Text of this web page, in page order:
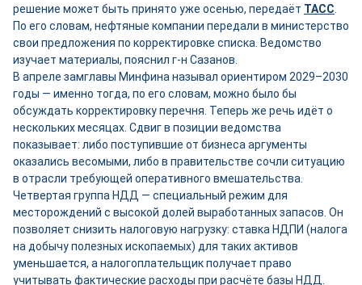
решение может быть принято уже осенью, передаёт ТАСС
По его словам, нефтяные компании передали в министерство
свои предложения по корректировке списка. Ведомство
изучает материалы, пояснил г-н Сазанов.
В апреле замглавы Минфина называл ориентиром 2029–2030
годы — именно тогда, по его словам, можно было бы
обсуждать корректировку перечня. Теперь же речь идёт о
нескольких месяцах. Сдвиг в позиции ведомства
показывает: либо поступившие от бизнеса аргументы
оказались весомыми, либо в правительстве сочли ситуацию
в отрасли требующей оперативного вмешательства.
Четвертая группа НДД — специальный режим для
месторождений с высокой долей выработанных запасов. Он
позволяет снизить налоговую нагрузку: ставка НДПИ (налога
на добычу полезных ископаемых) для таких активов
уменьшается, а налогоплательщик получает право
учитывать фактические расходы при расчёте базы НДД.